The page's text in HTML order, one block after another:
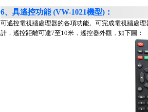
6、具遙控功能 (VW-1021機型)：
可遙控電視牆處理器的各項功能。可完成電視牆處
計，遙控距離可達7至10米，遙控器外觀，如下圖：